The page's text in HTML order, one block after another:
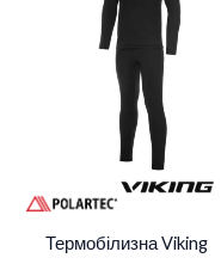
Термобілизна Viking